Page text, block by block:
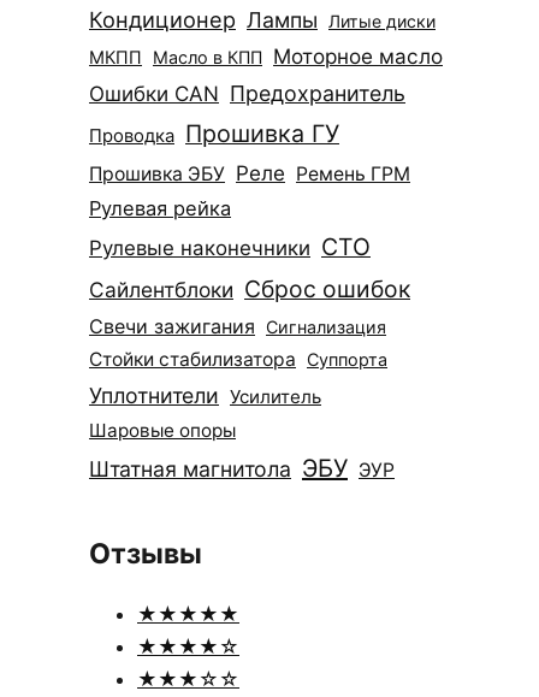
Кондиционер Лампы Литые диски
МКПП Масло в КПП
Моторное масло
Ошибки CAN Предохранитель
Проводка Прошивка ГУ
Прошивка ЭБУ Реле Ремень ГРМ
Рулевая рейка
Рулевые наконечники СТО
Сайлентблоки Сброс ошибок
Свечи зажигания Сигнализация
Стойки стабилизатора Суппорта
Уплотнители Усилитель
Шаровые опоры
Штатная магнитола ЭБУ ЭУР
Отзывы
★★★★★
★★★★☆
★★★☆☆